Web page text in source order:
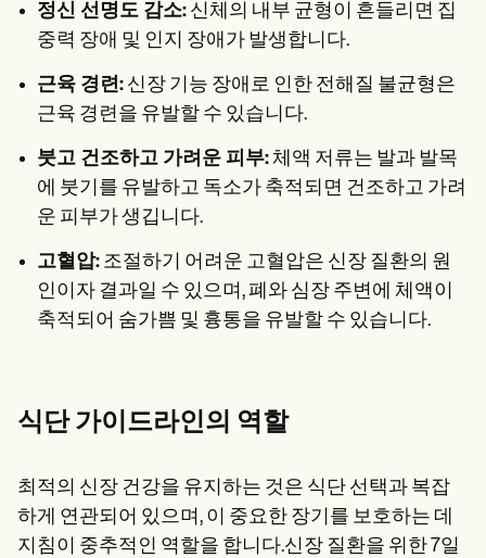
정신 선명도 감소: 신체의 내부 균형이 흔들리면 집
중력 장애 및 인지 장애가 발생합니다.
근육 경련: 신장 기능 장애로 인한 전해질 불균형은
근육 경련을 유발할 수 있습니다.
붓고 건조하고 가려운 피부:체액 저류는 발과 발목
에 붓기를 유발하고 독소가 축적되면 건조하고 가려
운 피부가 생깁니다.
고혈압: 조절하기 어려운 고혈압은 신장 질환의 원
인이자 결과일 수 있으며, 폐와 심장 주변에 체액이
축적되어 숨가쁨 및 흉통을 유발할 수 있습니다.
식단 가이드라인의 역할
최적의 신장 건강을 유지하는 것은 식단 선택과 복잡
하게 연관되어 있으며, 이 중요한 장기를 보호하는 데
지침이 중추적인 역할을 합니다.신장 질환을 위한 7일